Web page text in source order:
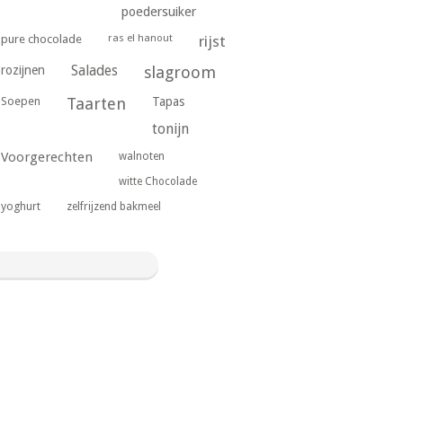
poedersuiker
pure chocolade ras el hanout rijst
rozijnen Salades slagroom
Soepen Taarten Tapas
tonijn
Voorgerechten
walnoten
witte Chocolade
yoghurt zelfrijzend bakmeel